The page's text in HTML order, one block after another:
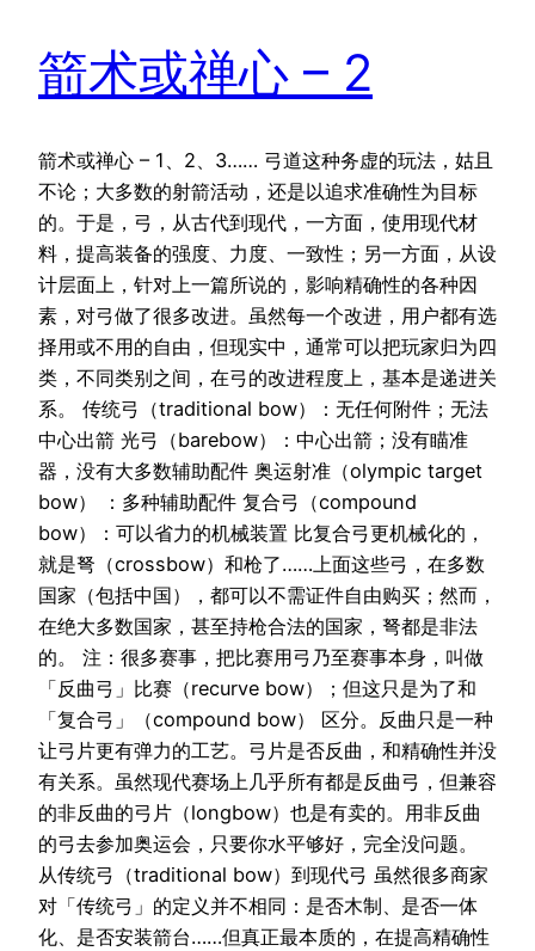
箭术或禅心 – 2
箭术或禅心 – 1、2、3…… 弓道这种务虚的玩法，姑且
不论；大多数的射箭活动，还是以追求准确性为目标
的。于是，弓，从古代到现代，一方面，使用现代材
料，提高装备的强度、力度、一致性；另一方面，从设
计层面上，针对上一篇所说的，影响精确性的各种因
素，对弓做了很多改进。虽然每一个改进，用户都有选
择用或不用的自由，但现实中，通常可以把玩家归为四
类，不同类别之间，在弓的改进程度上，基本是递进关
系。 传统弓（traditional bow）：无任何附件；无法
中心出箭 光弓（barebow）：中心出箭；没有瞄准
器，没有大多数辅助配件 奥运射准（olympic target
bow） ：多种辅助配件 复合弓（compound
bow）：可以省力的机械装置 比复合弓更机械化的，
就是弩（crossbow）和枪了……上面这些弓，在多数
国家（包括中国），都可以不需证件自由购买；然而，
在绝大多数国家，甚至持枪合法的国家，弩都是非法
的。 注：很多赛事，把比赛用弓乃至赛事本身，叫做
「反曲弓」比赛（recurve bow）；但这只是为了和
「复合弓」（compound bow） 区分。反曲只是一种
让弓片更有弹力的工艺。弓片是否反曲，和精确性并没
有关系。虽然现代赛场上几乎所有都是反曲弓，但兼容
的非反曲的弓片（longbow）也是有卖的。用非反曲
的弓去参加奥运会，只要你水平够好，完全没问题。
从传统弓（traditional bow）到现代弓 虽然很多商家
对「传统弓」的定义并不相同：是否木制、是否一体
化、是否安装箭台……但真正最本质的，在提高精确性